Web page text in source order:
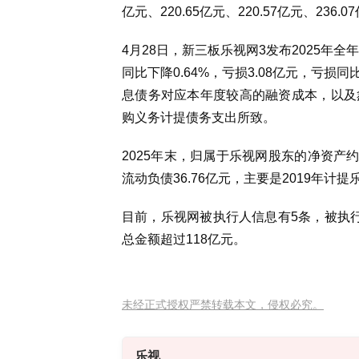
亿元、 220.65亿元、 220.57亿元、 236.07
4月28日，新三板乐视网3发布2025年全
同比下降0.64%，亏损3.08亿元，亏损同
息债务对应本年度较高的融资成本，以
购义务计提债务支出所致。
2025年末，归属于乐视网股东的净资产
流动负债36.76亿元，主要是2019年计提
目前，乐视网被执行人信息有5条，被执
总金额超过118亿元。
未经正式授权严禁转载本文，侵权必究。